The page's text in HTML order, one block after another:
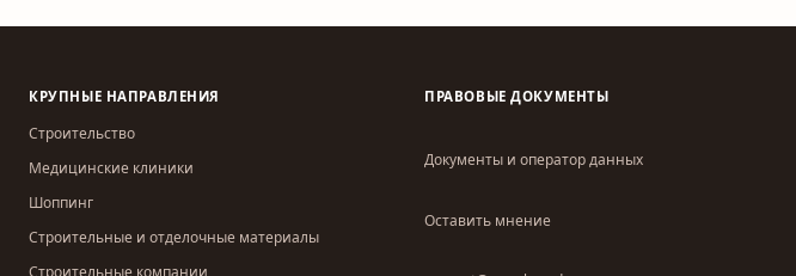
КРУПНЫЕ НАПРАВЛЕНИЯ
Строительство
Медицинские клиники
Шоппинг
Строительные и отделочные материалы
Строительные компании
ПРАВОВЫЕ ДОКУМЕНТЫ
Документы и оператор данных
Оставить мнение